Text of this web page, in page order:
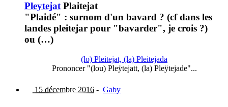
PleytejatPlaitejat
"Plaidé" : surnom d'un bavard ? (cf dans les
landes pleitejar pour "bavarder", je crois ?)
ou (…)
(lo) Pleitejat, (la) Pleitejada
Prononcer "(lou) Pleÿtejatt, (la) Pleÿtejade"...
15 décembre 2016 - Gaby